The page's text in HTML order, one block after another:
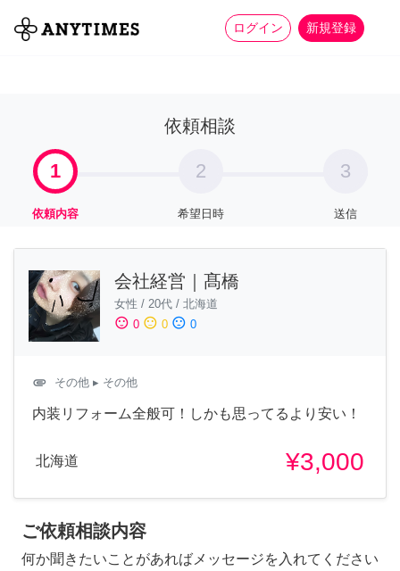
ログイン 新規登録
全て 家事 more_horiz
依頼相談
1
依頼内容
2
希望日時
3
送信
会社経営｜髙橋
女性 / 20代 / 北海道
sentiment_satisfied 0 sentiment_neutral 0 sentiment_dissatisfied 0
attachment その他 ▸ その他
内装リフォーム全般可！しかも思ってるより安い！
北海道 ¥3,000
ご依頼相談内容
何か聞きたいことがあればメッセージを入れてください